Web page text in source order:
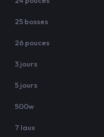
25 bosses
26 pouces
3 jours
5 jours
500w
7 laux